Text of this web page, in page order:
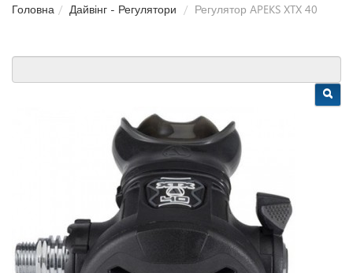
Головна Дайвінг - Регулятори Регулятор APEKS XTX 40